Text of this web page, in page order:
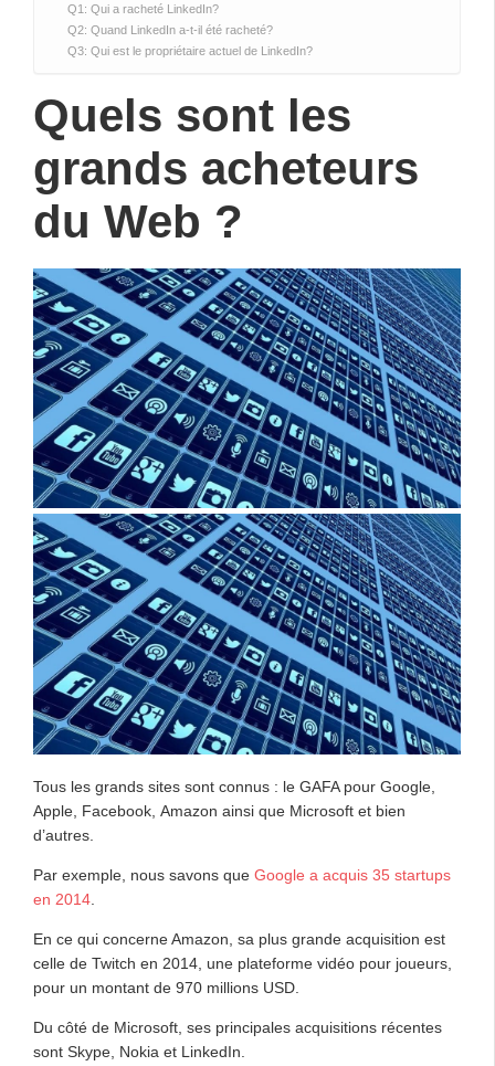
Q1: Qui a racheté LinkedIn?
Q2: Quand LinkedIn a-t-il été racheté?
Q3: Qui est le propriétaire actuel de LinkedIn?
Quels sont les
grands acheteurs
du Web ?
Tous les grands sites sont connus : le GAFA pour Google,
Apple, Facebook, Amazon ainsi que Microsoft et bien
d’autres.
Par exemple, nous savons que Google a acquis 35 startups
en 2014
En ce qui concerne Amazon, sa plus grande acquisition est
celle de Twitch en 2014, une plateforme vidéo pour joueurs,
pour un montant de 970 millions USD.
Du côté de Microsoft, ses principales acquisitions récentes
sont Skype, Nokia et LinkedIn.